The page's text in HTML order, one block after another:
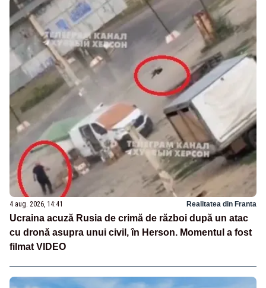
4 aug. 2026, 14:41 Realitatea din Franta
Ucraina acuză Rusia de crimă de război după un atac
cu dronă asupra unui civil, în Herson. Momentul a fost
filmat VIDEO